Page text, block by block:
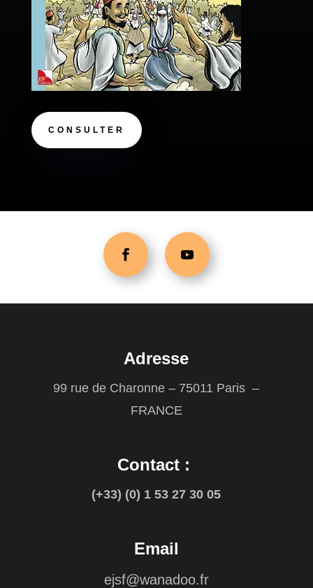
CONSULTER
Adresse
99 rue de Charonne – 75011 Paris –
FRANCE
Contact :
(+33) (0) 1 53 27 30 05
Email
ejsf@wanadoo.fr